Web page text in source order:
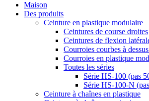
Maison
Des produits
Ceinture en plastique modulaire
Ceintures de course droites
Ceintures de flexion
Courroies courbes à
Courroies en plastique
Toutes les séries
Série HS-100 (pas
Série HS-100-N
Ceinture à chaînes en plastique